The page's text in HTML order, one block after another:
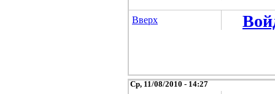
Вверх
Ср, 11/08/2010 - 14:27